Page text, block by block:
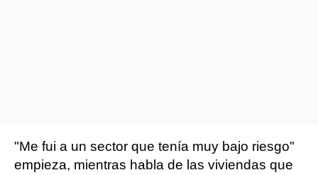
"Me fui a un sector que tenía muy bajo riesgo"
empieza, mientras habla de las viviendas que